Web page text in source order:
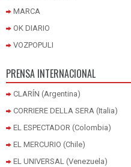
MARCA
OK DIARIO
VOZPOPULI
PRENSA INTERNACIONAL
CLARÍN (Argentina)
CORRIERE DELLA SERA (Italia)
EL ESPECTADOR (Colombia)
EL MERCURIO (Chile)
EL UNIVERSAL (Venezuela)